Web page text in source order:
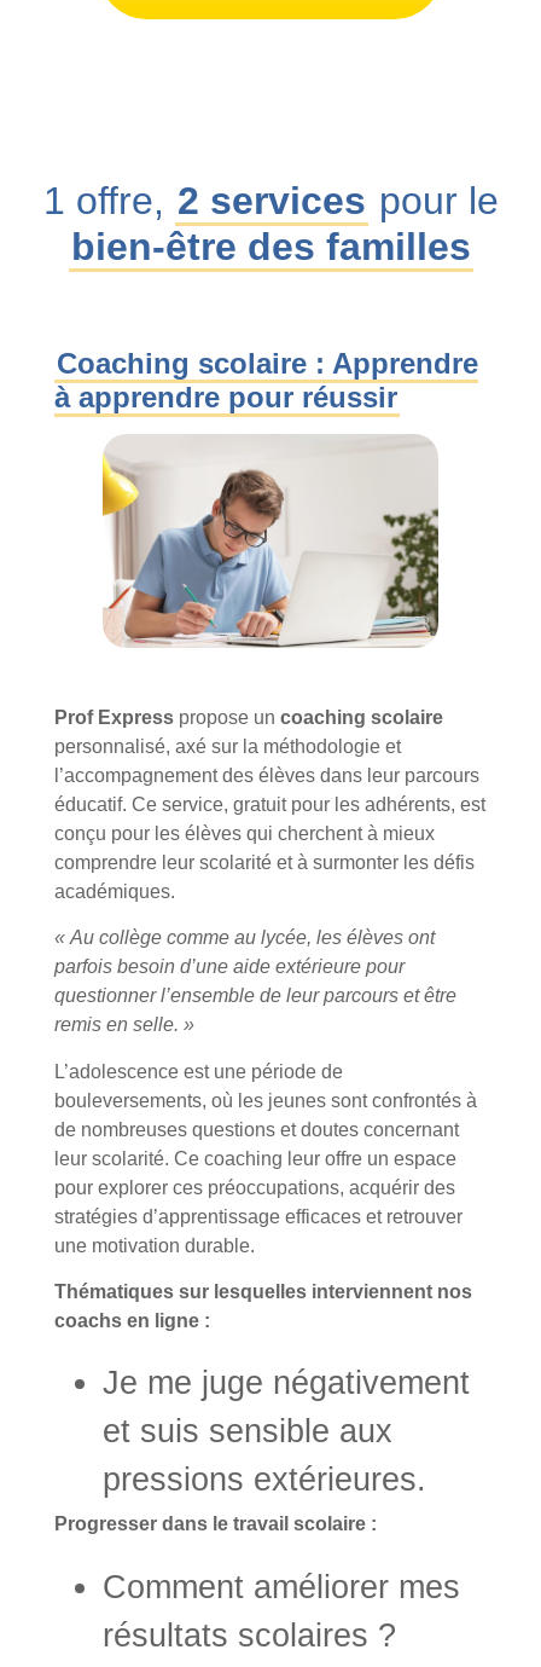
1 offre, 2 services pour le
bien-être des familles
Coaching scolaire : Apprendre
à apprendre pour réussir
Prof Expresspropose un coaching scolaire
personnalisé, axé sur la méthodologie et
l’accompagnement des élèves dans leur parcours
éducatif. Ce service, gratuit pour les adhérents, est
conçu pour les élèves qui cherchent à mieux
comprendre leur scolarité et à surmonter les défis
académiques.
« Au collège comme au lycée, les élèves ont
parfois besoin d’une aide extérieure pour
questionner l’ensemble de leur parcours et être
remis en selle. »
L’adolescence est une période de
bouleversements, où les jeunes sont confrontés à
de nombreuses questions et doutes concernant
leur scolarité. Ce coaching leur offre un espace
pour explorer ces préoccupations, acquérir des
stratégies d’apprentissage efficaces et retrouver
une motivation durable.
Thématiques sur lesquelles interviennent nos
coachs en ligne :
Je me juge négativement
et suis sensible aux
pressions extérieures.
Progresser dans le travail scolaire :
Comment améliorer mes
résultats scolaires ?